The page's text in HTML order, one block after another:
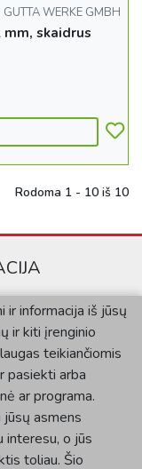
GUTTA WERKE GMBH
mm, skaidrus
Rodoma 1 - 10 iš 10
ir informacija iš jūsų
ir kiti įrenginio
teikiančiomis
pasiekti arba
ar programa.
asmens
interesu, o jūs
toliau. Šio